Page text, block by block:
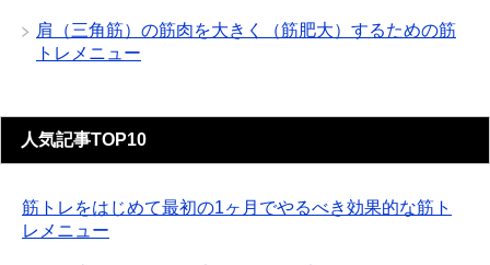
肩（三角筋）の筋肉を大きく（筋肥大）するための筋
トレメニュー
人気記事TOP10
筋トレをはじめて最初の1ヶ月でやるべき効果的な筋ト
レメニュー